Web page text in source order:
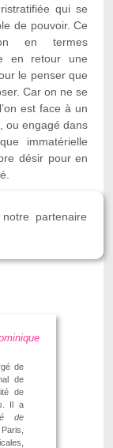
qui se
de pouvoir. Ce
en termes
en retour une
le penser que
Car on ne se
est face à un
ou engagé dans
immatérielle
désir pour en
partenaire
de
de
de
. Il a
de